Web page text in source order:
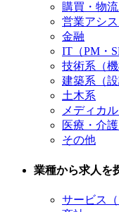
購買・物
営業アシ
金融
IT（PM・
技術系（
建築系（設
土木系
メディカ
医療・介
その他
業種から求人を
サービス